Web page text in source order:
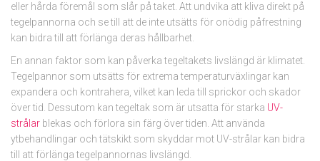
eller hårda föremål som slår på taket. Att undvika att kliva direkt på
tegelpannorna och se till att de inte utsätts för onödig påfrestning
kan bidra till att förlänga deras hållbarhet.
En annan faktor som kan påverka tegeltakets livslängd är klimatet.
Tegelpannor som utsätts för extrema temperaturväxlingar kan
expandera och kontrahera, vilket kan leda till sprickor och skador
över tid. Dessutom kan tegeltak som är utsatta för starka UV-
strålar blekas och förlora sin färg över tiden. Att använda
ytbehandlingar och tätskikt som skyddar mot UV-strålar kan bidra
till att förlänga tegelpannornas livslängd.